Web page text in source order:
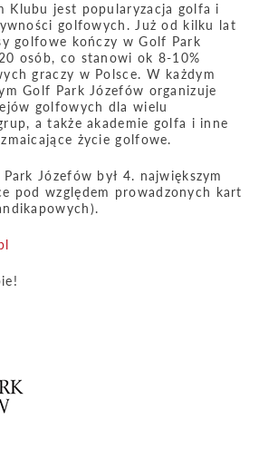
Klubu jest popularyzacja golfa i
golfowych. Już od kilku lat
golfowe kończy w Golf Park
osób, co stanowi ok 8-10%
graczy w Polsce. W każdym
Golf Park Józefów organizuje
golfowych dla wielu
a także akademie golfa i inne
życie golfowe.
Józefów był 4. największym
pod względem prowadzonych kart